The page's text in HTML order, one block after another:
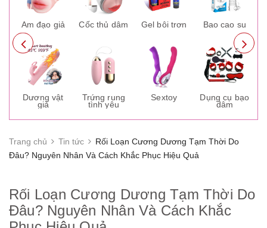
Âm đạo giả
Dương vật
giả
Cốc thủ dâm
Trứng rung
tình yêu
Gel bôi trơn
Sextoy
Bao cao su
Dụng cụ bạo
dâm
Trang chủ Tin tức
Rối Loạn Cương Dương Tạm Thời Do
Đâu? Nguyên Nhân Và Cách Khắc Phục Hiệu Quả
Rối Loạn Cương Dương Tạm Thời Do
Đâu? Nguyên Nhân Và Cách Khắc